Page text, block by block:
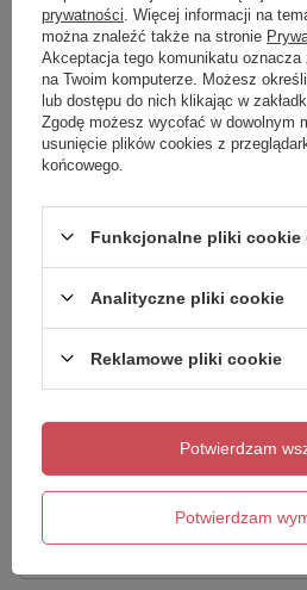
Napisz
Twoja
Dodaj własne zdjęcie produktu:
Twoje imię
prywatności . Więcej informacji na
można znaleźć także na stronie
Akceptacja tego komunikatu
na Twoim komputerze. Możesz
lub dostępu do nich klikając w
Zgodę możesz wycofać w dowolnym
usunięcie plików cookies z
końcowego.
Funkcjonalne pliki cookie
Analityczne pliki cookie
Reklamowe pliki cookie
Potwierdzam
Potwierdzam